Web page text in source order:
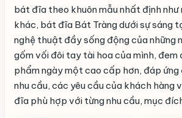
bát đĩa theo khuôn mẫu nhất định như
khác, bát đĩa Bát Tràng dưới sự sáng
nghệ thuật đầy sống động của những
gốm vối đôi tay tài hoa của mình, đem
phẩm ngày một cao cấp hơn, đáp
nhu cầu, các yêu cầu của khách hàng
đĩa phù hợp với từng nhu cầu, mục